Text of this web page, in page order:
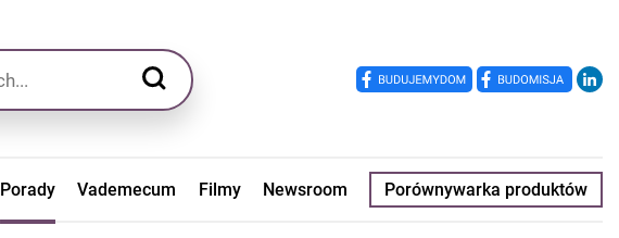
Porady Vademecum Filmy Newsroom Porównywarka produktów